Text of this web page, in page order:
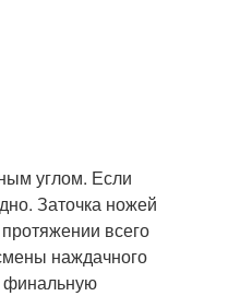
углом. Если
Заточка ножей
всего
наждачного
финальную